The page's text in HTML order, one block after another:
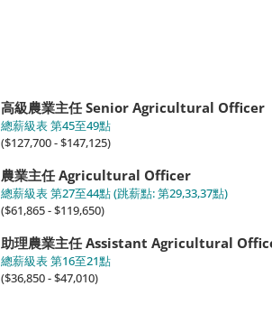
高級農業主任 Senior Agricultural Officer
總薪級表 第45至49點
($127,700 - $147,125)
農業主任 Agricultural Officer
總薪級表 第27至44點 (跳薪點: 第29,33,37點)
($61,865 - $119,650)
助理農業主任 Assistant Agricultural
總薪級表 第16至21點
($36,850 - $47,010)